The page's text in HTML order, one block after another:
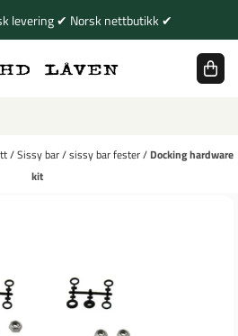
levering ✔ Norsk nettbutikk ✔
/Sissy bar/sissy bar fester/ Docking hardware
kit